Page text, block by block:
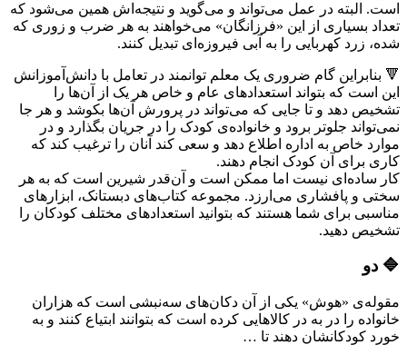
است. البته در عمل می‌تواند و می‌گوید و نتیجه‌اش همین می‌شود که
تعداد بسیاری از این «فرزانگان» می‌خواهند به هر ضرب و زوری که
شده، زرد کهربایی را به آبی فیروزه‌ای تبدیل کنند.
🔻 بنابراین گام ضروری یک معلم توانمند در تعامل با دانش‌آموزانش
این است که بتواند استعدادهای عام و خاص هر یک از آن‌ها را
تشخیص دهد و تا جایی که می‌تواند در پرورش آن‌ها بکوشد و هر جا
نمی‌تواند جلوتر برود و خانواده‌ی کودک را در جریان بگذارد و در
موارد خاص به اداره اطلاع دهد و سعی کند آنان را ترغیب کند که
کاری برای آن کودک انجام دهند.
کار ساده‌ای نیست اما ممکن است و آن‌قدر شیرین است که به هر
سختی و پافشاری می‌ارزد. مجموعه کتاب‌های دبستانک، ابزارهای
مناسبی برای شما هستند که بتوانید استعدادهای مختلف کودکان را
تشخیص دهید.
🔷 دو
مقوله‌ی «هوش» یکی از آن دکان‌های سه‌نبشی است که هزاران
خانواده را در به در کالاهایی کرده است که بتوانند ابتیاع کنند و به
خورد کودکانشان دهند تا …